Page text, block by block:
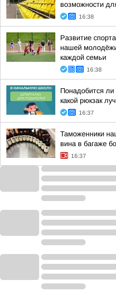
возможности
16:38
Развитие
нашей
каждой семьи
16:38
Понадобится
какой рюкзак
16:37
Таможенники
вина в багаже
16:37